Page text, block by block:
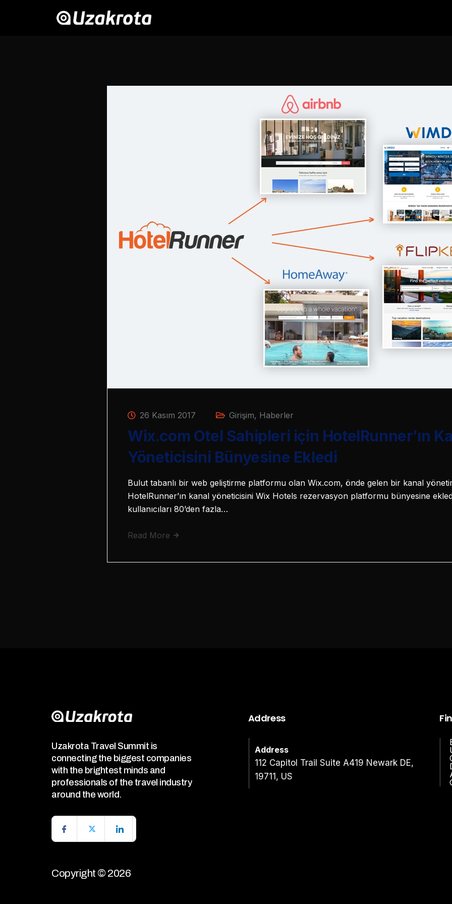
26 Kasım 2017 Girişim, Haberler
Wix.com Otel Sahipleri için HotelRunner’ın
Yöneticisini Bünyesine Ekledi
Bulut tabanlı bir web geliştirme platformu olan Wix.com, önde gelen bir kanal
HotelRunner’ın kanal yöneticisini Wix Hotels rezervasyon platformu bünyesine
kullanıcıları 80’den fazla…
Read More
Uzakrota Travel Summit is
connecting the biggest companies
with the brightest minds and
professionals of the travel industry
around the world.
Copyright © 2026
Address
Address
112 Capitol Trail Suite A419 Newark DE,
19711, US